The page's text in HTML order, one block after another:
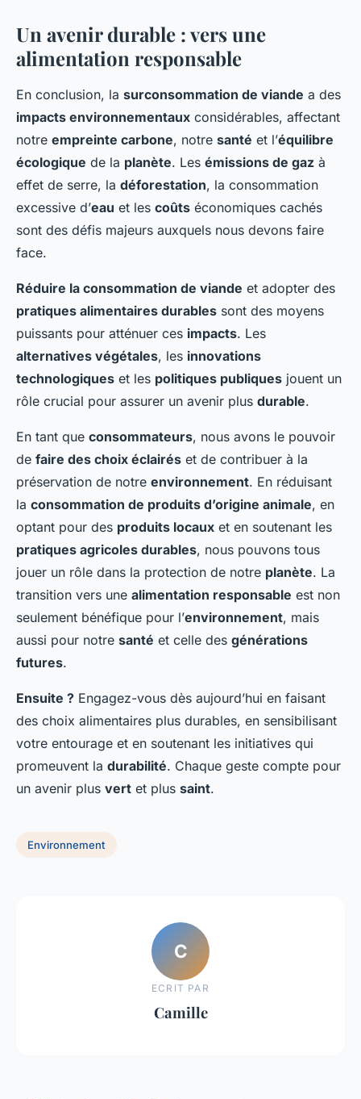
Un avenir durable : vers une
alimentation responsable
En conclusion, la surconsommation de viande a des
impacts environnementaux considérables, affectant
notre empreinte carbone, notre santé et l’équilibre
écologique de la planète. Les émissions de gaz à
effet de serre, la déforestation, la consommation
excessive d’eau et les coûts économiques cachés
sont des défis majeurs auxquels nous devons faire
face.
Réduire la consommation de viande et adopter des
pratiques alimentaires durables sont des moyens
puissants pour atténuer ces impacts. Les
alternatives végétales, les innovations
technologiques et les politiques publiques jouent un
rôle crucial pour assurer un avenir plus durable.
En tant que consommateurs, nous avons le pouvoir
de faire des choix éclairés et de contribuer à la
préservation de notre environnement. En réduisant
la consommation de produits d’origine animale, en
optant pour des produits locaux et en soutenant les
pratiques agricoles durables, nous pouvons tous
jouer un rôle dans la protection de notre planète. La
transition vers une alimentation responsable est non
seulement bénéfique pour l’environnement, mais
aussi pour notre santé et celle des générations
futures.
Ensuite ? Engagez-vous dès aujourd’hui en faisant
des choix alimentaires plus durables, en sensibilisant
votre entourage et en soutenant les initiatives qui
promeuvent la durabilité. Chaque geste compte pour
un avenir plus vert et plus saint.
Environnement
C
ECRIT PAR
Camille